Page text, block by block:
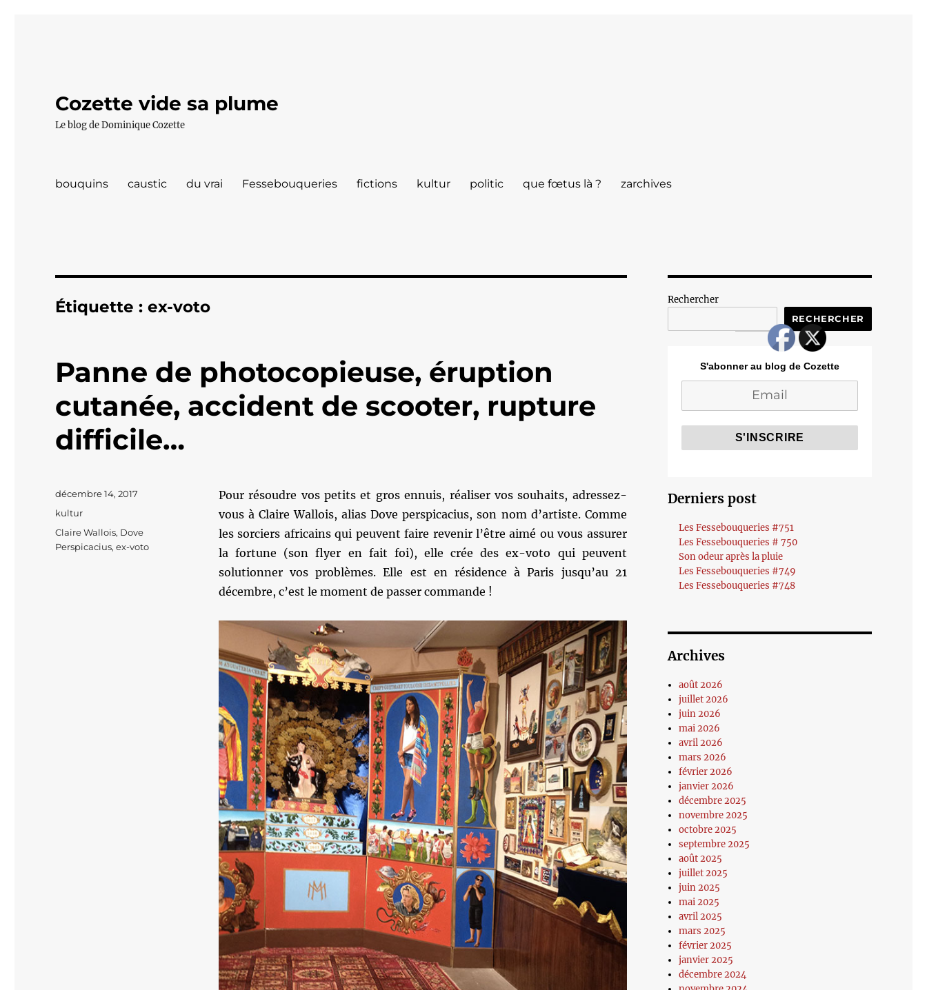
Cozette vide sa plume
Le blog de Dominique Cozette
bouquins caustic du vrai Fessebouqueries fictions kultur politic que fœtus là ? zarchives
Étiquette :ex-voto
Panne de photocopieuse, éruption
cutanée, accident de scooter, rupture
difficile…
Pour résoudre vos petits et gros ennuis, réaliser vos souhaits, adressez-
vous à Claire Wallois, alias Dove perspicacius, son nom d’artiste. Comme
les sorciers africains qui peuvent faire revenir l’être aimé ou vous assurer
la fortune (son flyer en fait foi), elle crée des ex-voto qui peuvent
solutionner vos problèmes. Elle est en résidence à Paris jusqu’au 21
décembre, c’est le moment de passer commande !
Publié
le
décembre 14, 2017
Catégories
kultur
Étiquettes
Claire Wallois, Dove
Perspicacius,ex-voto
Rechercher
RECHERCHER
S'abonner au blog de Cozette
Derniers post
Les Fessebouqueries #751
Les Fessebouqueries # 750
Son odeur après la pluie
Les Fessebouqueries #749
Les Fessebouqueries #748
Archives
août 2026
juillet 2026
juin 2026
mai 2026
avril 2026
mars 2026
février 2026
janvier 2026
décembre 2025
novembre 2025
octobre 2025
septembre 2025
août 2025
juillet 2025
juin 2025
mai 2025
avril 2025
mars 2025
février 2025
janvier 2025
décembre 2024